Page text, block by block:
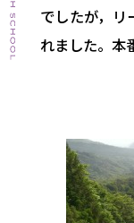
でしたが，リ
れました。本